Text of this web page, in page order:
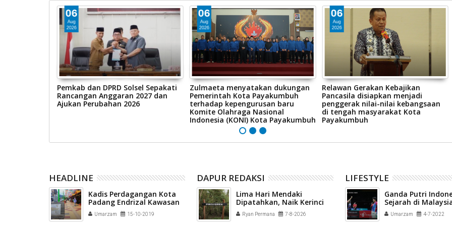
06
Aug
2026
Pemkab dan DPRD Solsel Sepakati
Rancangan Anggaran 2027 dan
Ajukan Perubahan 2026
06
Aug
2026
Zulmaeta menyatakan dukungan
Pemerintah Kota Payakumbuh
terhadap kepengurusan baru
Komite Olahraga Nasional
Indonesia (KONI) Kota Payakumbuh
06
Aug
2026
Relawan Gerakan Kebajikan
Pancasila disiapkan menjadi
penggerak nilai-nilai kebangsaan
di tengah masyarakat Kota
Payakumbuh
HEADLINE
Kadis Perdagangan Kota
Padang Endrizal Kawasan
Permindo Dijadikan Pasar
Kuliner
Umarzam 15-10-2019
DAPUR REDAKSI
Lima Hari Mendaki
Dipatahkan, Naik Kerinci
via Solok Selatan Tuntas
30 Jam
Ryan Permana 7-8-2026
LIFESTYLE
Ganda Putri
Sejarah di
2022Umarzam 4-7-2022